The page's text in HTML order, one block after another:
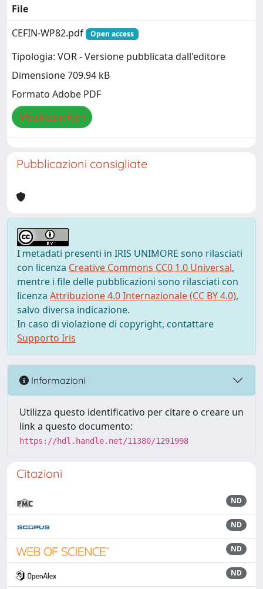
File
CEFIN-WP82.pdf
Open access
Tipologia: VOR - Versione pubblicata dall'editore
Dimensione 709.94 kB
Formato Adobe PDF
Visualizza/Apri
Pubblicazioni consigliate
I metadati presenti in IRIS UNIMORE sono rilasciati
con licenza Creative Commons CC0 1.0 Universal,
mentre i file delle pubblicazioni sono rilasciati con
licenza Attribuzione 4.0 Internazionale (CC BY 4.0),
salvo diversa indicazione.
In caso di violazione di copyright, contattare
Supporto Iris
Informazioni
Utilizza questo identificativo per citare o creare un
link a questo documento:
https://hdl.handle.net/11380/1291998
Citazioni
ND
ND
ND
ND